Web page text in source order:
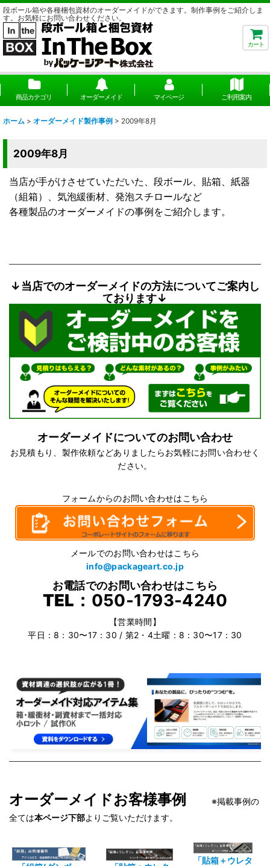
段ボール箱や各種梱包資材のオーダーメイドができます。制作事例をご紹介しま
す。お気軽にお問い合わせください。
カート
商品カテゴリ オーダーメイド マイページ ご利用案内
ホーム > オーダーメイド製作事例 > 2009年8月
2009年8月
当店が手がけさせていただいた、段ボール、貼箱、紙器
（組箱）、気泡緩衝材、発泡スチロールなど
各種製品のオーダーメイドの事例をご紹介します。
↓当店でのオーダーメイドの方法についてご案内し
ております↓
オーダーメイドについてのお問い合わせ
お見積もり、製作依頼などありましたらお気軽にお問い合わせく
ださい。
フォームからのお問い合わせはこちら
メールでのお問い合わせはこちら
info@packageart.co.jp
お電話でのお問い合わせはこちら
TEL： 050-1793-4240
【営業時間】
平日：8：30〜17：30 / 第2・4土曜：8：30〜17：30
オーダーメイドお客様事例
※掲載事例の
全ては本ページ下部よりご覧いただけます。
「貼箱＋ウレタ